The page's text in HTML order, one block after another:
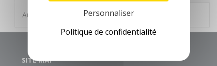
Personnaliser
Politique de confidentialité
Aucune description n'est disponible
SITE MAP